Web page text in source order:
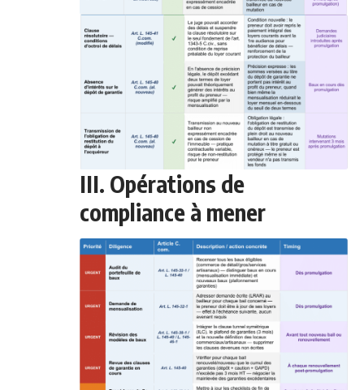
III. Opérations de
compliance à mener